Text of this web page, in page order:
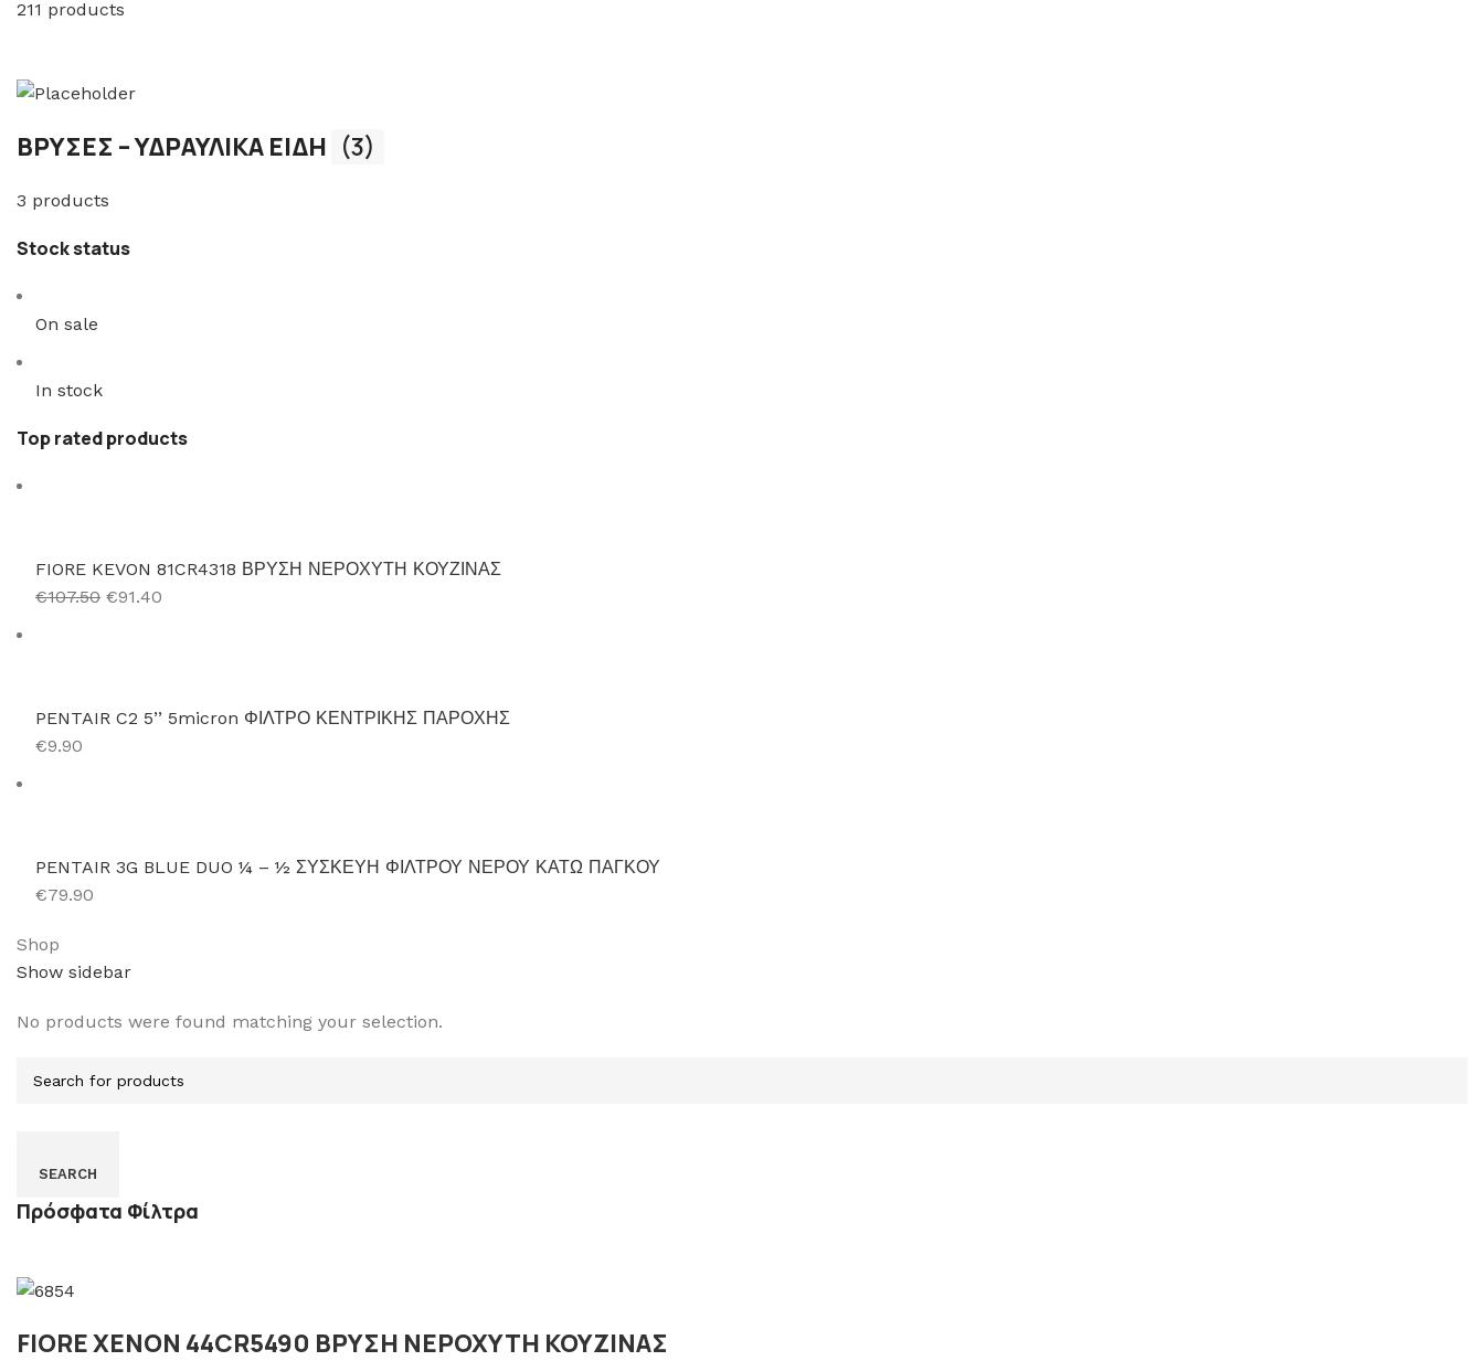
211 products
ΒΡΥΣΕΣ – ΥΔΡΑΥΛΙΚΑ ΕΙΔΗ (3)
3 products
Stock status
On sale
In stock
Top rated products
FIORE KEVON 81CR4318 ΒΡΥΣΗ ΝΕΡΟΧΥΤΗ ΚΟΥΖΙΝΑΣ
€107.50 €91.40
PENTAIR C2 5’’ 5micron ΦΙΛΤΡΟ ΚΕΝΤΡΙΚΗΣ ΠΑΡΟΧΗΣ
€9.90
PENTAIR 3G BLUE DUO ¼ – ½ ΣΥΣΚΕΥΗ ΦΙΛΤΡΟΥ ΝΕΡΟΥ ΚΑΤΩ ΠΑΓΚΟΥ
€79.90
Shop
Show sidebar
No products were found matching your selection.
SEARCH
Πρόσφατα Φίλτρα
FIORE XENON 44CR5490 ΒΡΥΣΗ ΝΕΡΟΧΥΤΗ ΚΟΥΖΙΝΑΣ